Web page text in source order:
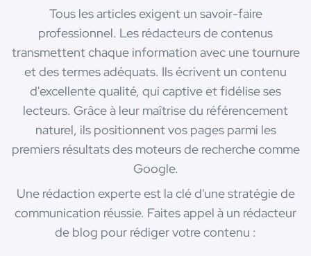
Tous les articles exigent un savoir-faire
professionnel. Les rédacteurs de contenus
transmettent chaque information avec une tournure
et des termes adéquats. Ils écrivent un contenu
d'excellente qualité, qui captive et fidélise ses
lecteurs. Grâce à leur maîtrise du référencement
naturel, ils positionnent vos pages parmi les
premiers résultats des moteurs de recherche comme
Google.
Une rédaction experte est la clé d'une stratégie de
communication réussie. Faites appel à un rédacteur
de blog pour rédiger votre contenu :